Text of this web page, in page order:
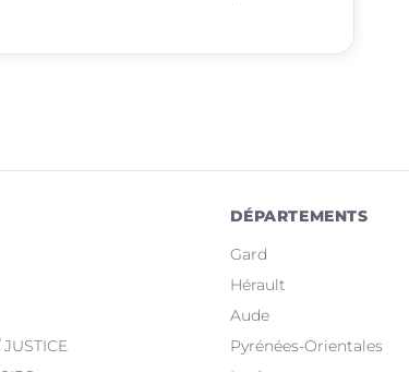
DÉPARTEMENTS
Gard
Hérault
Aude
Pyrénées-Orientales